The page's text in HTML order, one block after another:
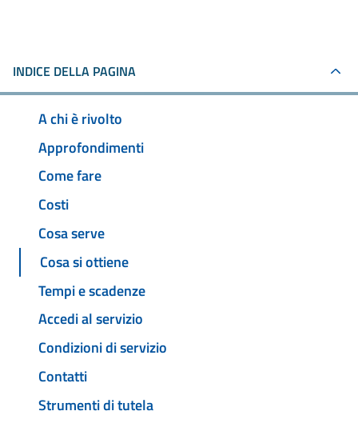
INDICE DELLA PAGINA
A chi è rivolto
Approfondimenti
Come fare
Costi
Cosa serve
Cosa si ottiene
Tempi e scadenze
Accedi al servizio
Condizioni di servizio
Contatti
Strumenti di tutela